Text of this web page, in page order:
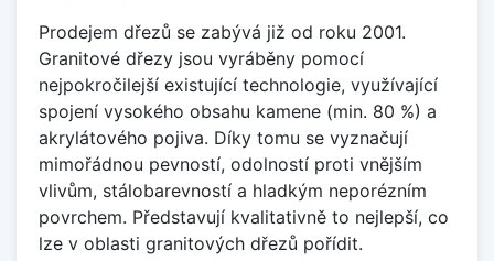
Prodejem dřezů se zabývá již od roku 2001.
Granitové dřezy jsou vyráběny pomocí
nejpokročilejší existující technologie, využívající
spojení vysokého obsahu kamene (min. 80 %) a
akrylátového pojiva. Díky tomu se vyznačují
mimořádnou pevností, odolností proti vnějším
vlivům, stálobarevností a hladkým neporézním
povrchem. Představují kvalitativně to nejlepší, co
lze v oblasti granitových dřezů pořídit.